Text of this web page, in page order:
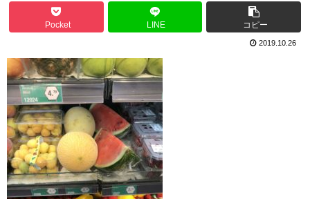
Pocket LINE コピー
2019.10.26